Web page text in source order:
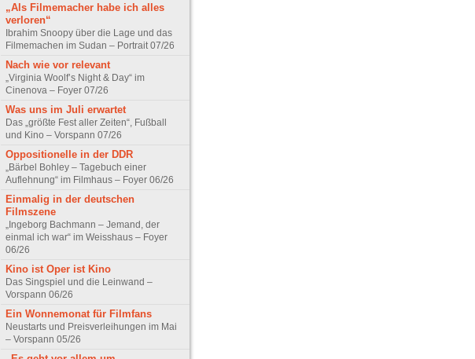
„Als Filmemacher habe ich alles
verloren“
Ibrahim Snoopy über die Lage und das
Filmemachen im Sudan – Portrait 07/26
Nach wie vor relevant
„Virginia Woolf’s Night & Day“ im
Cinenova – Foyer 07/26
Was uns im Juli erwartet
Das „größte Fest aller Zeiten“, Fußball
und Kino – Vorspann 07/26
Oppositionelle in der DDR
„Bärbel Bohley – Tagebuch einer
Auflehnung“ im Filmhaus – Foyer 06/26
Einmalig in der deutschen
Filmszene
„Ingeborg Bachmann – Jemand, der
einmal ich war“ im Weisshaus – Foyer
06/26
Kino ist Oper ist Kino
Das Singspiel und die Leinwand –
Vorspann 06/26
Ein Wonnemonat für Filmfans
Neustarts und Preisverleihungen im Mai
– Vorspann 05/26